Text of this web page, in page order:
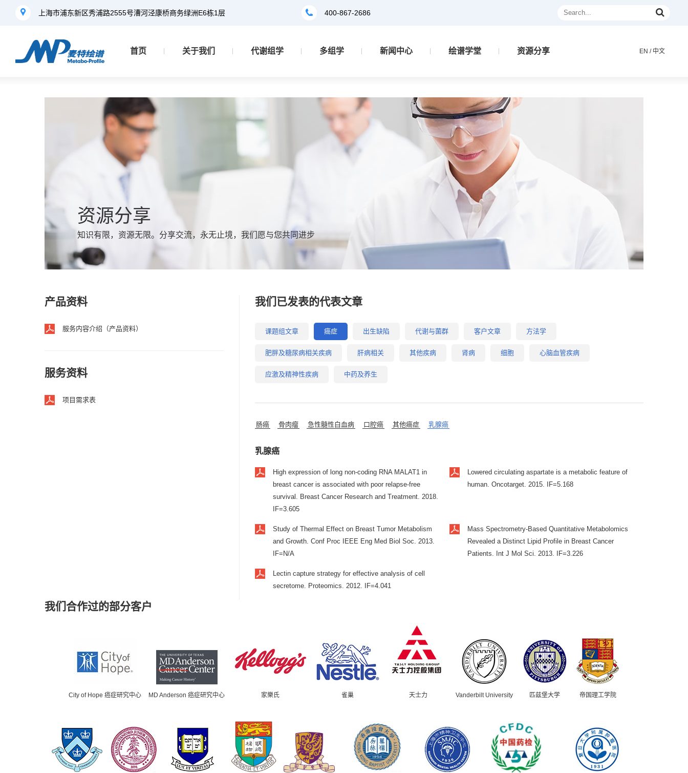
上海市浦东新区秀浦路2555号漕河泾康桥商务绿洲E6栋1层 400-867-2686
首页 关于我们 代谢组学 多组学 新闻中心 绘谱学堂 资源分享 EN / 中文
资源分享
知识有限，资源无限。分享交流，永无止境，我们愿与您共同进步
产品资料
服务内容介绍（产品资料）
服务资料
项目需求表
我们已发表的代表文章
课题组文章 癌症 出生缺陷 代谢与菌群 客户文章 方法学
肥胖及糖尿病相关疾病 肝病相关 其他疾病 肾病 细胞 心脑血管疾病
应激及精神性疾病 中药及养生
肠癌 骨肉瘤 急性髓性白血病 口腔癌 其他癌症 乳腺癌
乳腺癌
High expression of long non-coding RNA MALAT1 in
breast cancer is associated with poor relapse-free
survival. Breast Cancer Research and Treatment. 2018.
IF=3.605
Lowered circulating aspartate is a metabolic feature of
human. Oncotarget. 2015. IF=5.168
Study of Thermal Effect on Breast Tumor Metabolism
and Growth. Conf Proc IEEE Eng Med Biol Soc. 2013.
IF=N/A
Mass Spectrometry-Based Quantitative Metabolomics
Revealed a Distinct Lipid Profile in Breast Cancer
Patients. Int J Mol Sci. 2013. IF=3.226
Lectin capture strategy for effective analysis of cell
secretome. Proteomics. 2012. IF=4.041
我们合作过的部分客户
City of Hope 癌症研究中心 MD Anderson 癌症研究中心 家樂氏 雀巢 天士力 Vanderbilt University 匹兹堡大学 帝国理工学院